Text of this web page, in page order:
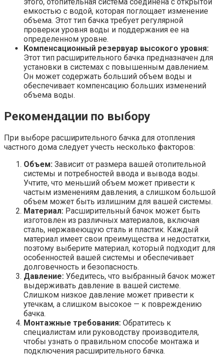
емкостью с водой, которая поглощает изменение
объема. Этот тип бачка требует регулярной
проверки уровня воды и поддержания ее на
определенном уровне.
Компенсационный резервуар высокого уровня:
Этот тип расширительного бачка предназначен для
установки в системах с повышенным давлением.
Он может содержать больший объем воды и
обеспечивает компенсацию больших изменений
объема воды.
Рекомендации по выбору
При выборе расширительного бачка для отопления
частного дома следует учесть несколько факторов:
Объем: Зависит от размера вашей отопительной
системы и потребностей ввода и вывода воды.
Учтите, что меньший объем может привести к
частым изменениям давления, а слишком большой
объем может быть излишним для вашей системы.
Материал: Расширительный бачок может быть
изготовлен из различных материалов, включая
сталь, нержавеющую сталь и пластик. Каждый
материал имеет свои преимущества и недостатки,
поэтому выберите материал, который подходит для
особенностей вашей системы и обеспечивает
долговечность и безопасность.
Давление: Убедитесь, что выбранный бачок может
выдерживать давление в вашей системе.
Слишком низкое давление может привести к
утечкам, а слишком высокое — к повреждению
бачка.
Монтажные требования: Обратитесь к
специалистам или руководству производителя,
чтобы узнать о правильном способе монтажа и
подключения расширительного бачка.